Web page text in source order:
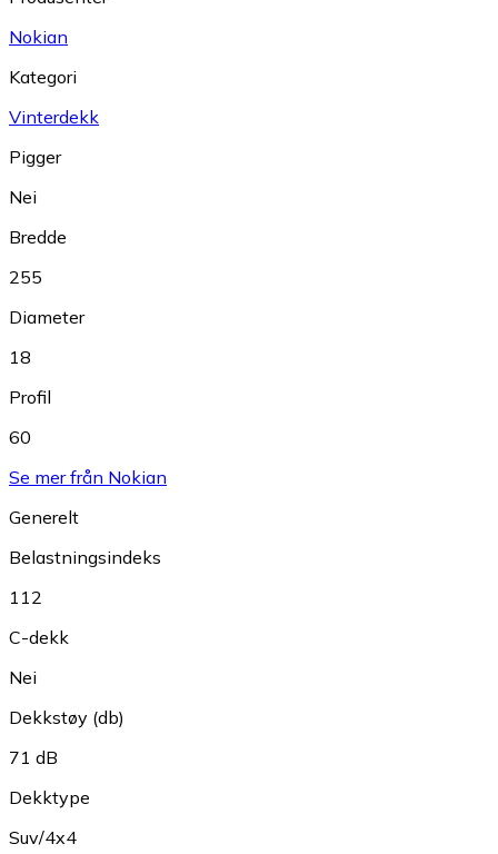
Nokian
Kategori
Vinterdekk
Pigger
Nei
Bredde
255
Diameter
18
Profil
60
Se mer från Nokian
Generelt
Belastningsindeks
112
C-dekk
Nei
Dekkstøy (db)
71 dB
Dekktype
Suv/4x4